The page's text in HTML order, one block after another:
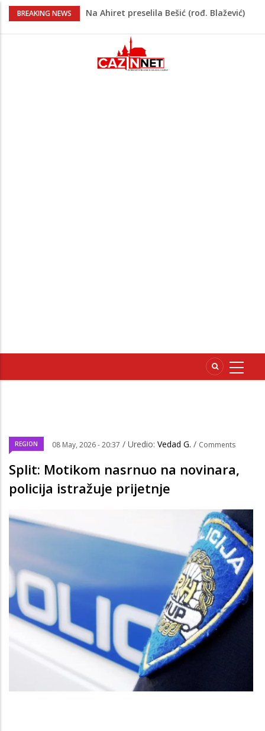
BREAKING NEWS
Na Ahiret preselila Bešić (rođ. Blažević)
Na Ahiret preselio ŠUPUK (Refik) ŠEFIK
Evo koje države su zasad za, a koje
protiv Infantina na izborima: Srbija i
REGION 08 May, 2026 - 20:37 / Uredio: Vedad G. / Comments
Split: Motikom nasrnuo na novinara,
policija istražuje prijetnje